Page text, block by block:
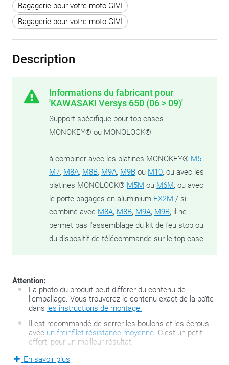
Bagagerie pour votre moto GIVI
Bagagerie pour votre moto GIVI
Description
Informations du fabricant pour
'KAWASAKI Versys 650 (06 > 09)'
Support spécifique pour top cases
MONOKEY® ou MONOLOCK®
à combiner avec les platines MONOKEY® M5,
M7, M8A, M8B, M9A, M9B ou M10, ou avec les
platines MONOLOCK® M5M ou M6M, ou avec
le porte-bagages en aluminium EX2M / si
combiné avec M8A, M8B, M9A, M9B, il ne
permet pas l'assemblage du kit de feu stop ou
du dispositif de télécommande sur le top-case
Attention:
La photo du produit peut différer du contenu de
l'emballage. Vous trouverez le contenu exact de la boîte
dans les instructions de montage.
Il est recommandé de serrer les boulons et les écrous
avec un freinfilet résistance moyenne. C'est un petit
effort, pour un meilleur résultat.
En savoir plus